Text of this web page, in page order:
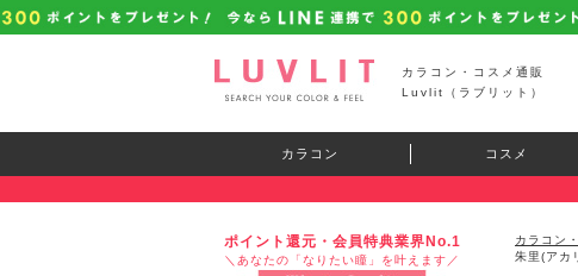
カラコン・コスメ通販
Luvlit（ラブリット）
カラコン コスメ
ポイント還元・会員特典業界No.1
＼あなたの「なりたい瞳」を叶えます／
カラコン
朱里(アカ